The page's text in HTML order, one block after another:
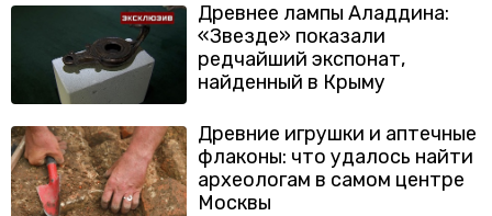
Древнее лампы Аладдина:
«Звезде» показали
редчайший экспонат,
найденный в Крыму
Древние игрушки и аптечные
флаконы: что удалось найти
археологам в самом центре
Москвы